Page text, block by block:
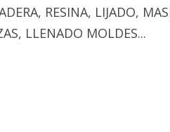
RESINA, LIJADO,
LLENADO MOLDES...